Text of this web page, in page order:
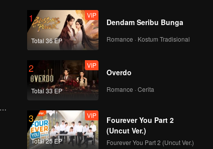
1
Total 36 EP
VIP
Dendam Seribu Bunga
Romance · Kostum Tradisional
2
Total 33 EP
VIP
Overdo
Romance · Cerita
3
Total 25 EP
VIP
Fourever You Part 2
(Uncut Ver.)
Fourever You Part 2 (Uncut Ver.)